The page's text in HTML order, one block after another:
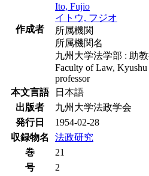
作成者
Ito, Fujio
イトウ, フジオ
所属機関
所属機関名
九州大学法学部 : 助
Faculty of Law,
professor
本文言語
日本語
出版者
九州大学法政学会
発行日
1954-02-28
収録物名
法政研究
巻
21
号
2